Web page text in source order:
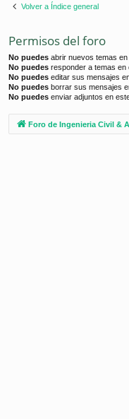
os
Volver a Índice general
Permisos del foro
No puedes abrir nuevos temas
No puedes responder a temas en
No puedes editar sus mensajes
No puedes borrar sus mensajes
No puedes enviar adjuntos en
Foro de Ingenieria Civil &